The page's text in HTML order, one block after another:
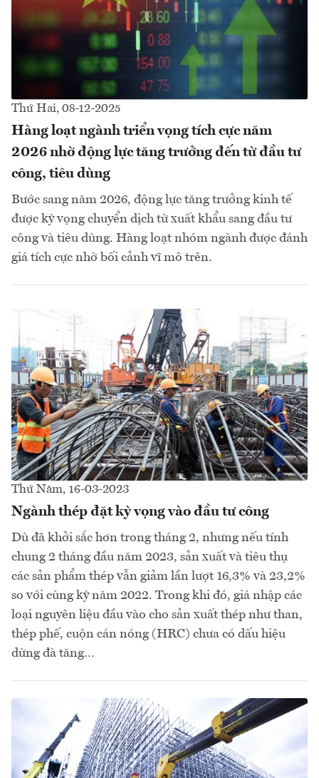
Thứ Hai, 08-12-2025
Hàng loạt ngành triển vọng tích cực năm
2026 nhờ động lực tăng trưởng đến từ đầu tư
công, tiêu dùng
Bước sang năm 2026, động lực tăng trưởng kinh tế
được kỳ vọng chuyển dịch từ xuất khẩu sang đầu tư
công và tiêu dùng. Hàng loạt nhóm ngành được đánh
giá tích cực nhờ bối cảnh vĩ mô trên.
Thứ Năm, 16-03-2023
Ngành thép đặt kỳ vọng vào đầu tư công
Dù đã khởi sắc hơn trong tháng 2, nhưng nếu tính
chung 2 tháng đầu năm 2023, sản xuất và tiêu thụ
các sản phẩm thép vẫn giảm lần lượt 16,3% và 23,2%
so với cùng kỳ năm 2022. Trong khi đó, giá nhập các
loại nguyên liệu đầu vào cho sản xuất thép như than,
thép phế, cuộn cán nóng (HRC) chưa có dấu hiệu
dừng đà tăng…